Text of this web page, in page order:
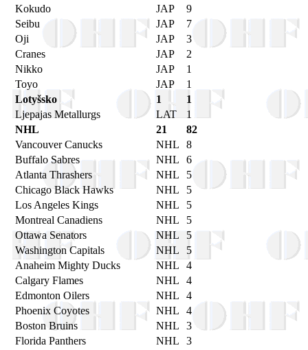
Kokudo JAP
9
Seibu
JAP
7
Oji
JAP
3
Cranes
JAP
2
Nikko
JAP
1
Toyo
JAP
1
Lotyšsko
1
1
Ljepajas Metallurgs
LAT
1
NHL
21
82
Vancouver Canucks
NHL
8
Buffalo Sabres
NHL
6
Atlanta Thrashers
NHL
5
Chicago Black Hawks
NHL
5
Los Angeles Kings
NHL
5
Montreal Canadiens
NHL
5
Ottawa Senators
NHL
5
Washington Capitals
NHL
5
Anaheim Mighty Ducks
NHL
4
Calgary Flames
NHL
4
Edmonton Oilers
NHL
4
Phoenix Coyotes
NHL
4
Boston Bruins
NHL
3
Florida Panthers
NHL
3